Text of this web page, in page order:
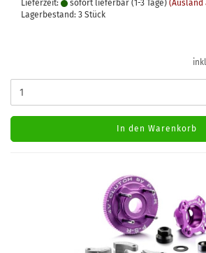
Lieferzeit: sofort lieferbar (1-3 Tage) (Ausland
Lagerbestand: 3 Stück
In den Warenkorb